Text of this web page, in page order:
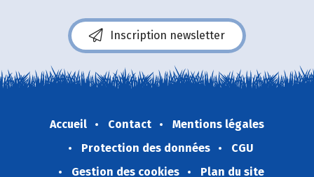
Inscription newsletter
Accueil Contact
Mentions légales
Protection des données
CGU
Gestion des cookies
Plan du site